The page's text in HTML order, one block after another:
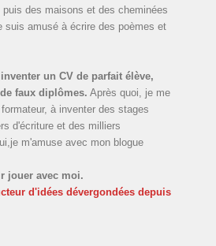
des maisons et des cheminées
suis amusé à écrire des poèmes et
un CV de parfait élève,
faux diplômes. Après quoi, je me
à inventer des stages
d'écriture et des milliers
m'amuse avec mon blogue
jouer avec moi.
d'idées dévergondées depuis